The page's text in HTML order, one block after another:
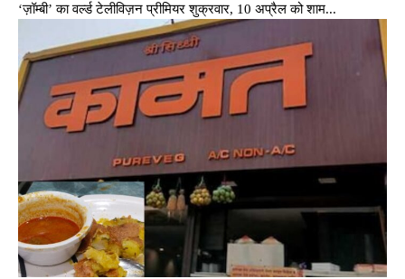
‘ज़ॉम्बी’ का वर्ल्ड टेलीविज़न प्रीमियर शुक्रवार, 10 अप्रैल को शाम...